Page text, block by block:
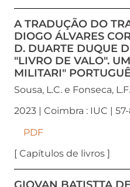
A TRADUÇÃO DO
DIOGO ÁLVARES
D. DUARTE DUQUE
"LIVRO DE VALO".
MILITARI"
Sousa, L.C. e Fonseca, L.F.
2023 | Coimbra : IUC |
PDF
[ Capítulos de livros ]